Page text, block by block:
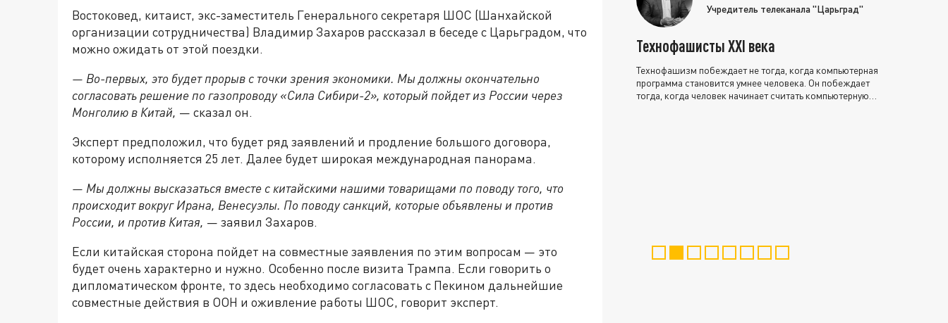
Востоковед, китаист, экс-заместитель Генерального секретаря ШОС (Шанхайской
организации сотрудничества) Владимир Захаров рассказал в беседе с Царьградом, что
можно ожидать от этой поездки.
— Во-первых, это будет прорыв с точки зрения экономики. Мы должны окончательно
согласовать решение по газопроводу «Сила Сибири-2», который пойдет из России через
Монголию в Китай, — сказал он.
Эксперт предположил, что будет ряд заявлений и продление большого договора,
которому исполняется 25 лет. Далее будет широкая международная панорама.
— Мы должны высказаться вместе с китайскими нашими товарищами по поводу того, что
происходит вокруг Ирана, Венесуэлы. По поводу санкций, которые объявлены и против
России, и против Китая, — заявил Захаров.
Если китайская сторона пойдет на совместные заявления по этим вопросам — это
будет очень характерно и нужно. Особенно после визита Трампа. Если говорить о
дипломатическом фронте, то здесь необходимо согласовать с Пекином дальнейшие
совместные действия в ООН и оживление работы ШОС, говорит эксперт.
Учредитель телеканала "Царьград"
Технофашисты XXI века
Технофашизм побеждает не тогда, когда компьютерная
программа становится умнее человека. Он побеждает
тогда, когда человек начинает считать компьютерную